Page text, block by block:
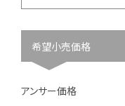
希望小売価格
アンサー価格